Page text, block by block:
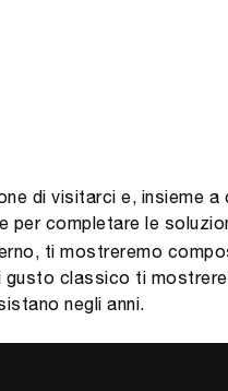
di visitarci e, insieme
per completare le
ti mostreremo
gusto classico ti
negli anni.